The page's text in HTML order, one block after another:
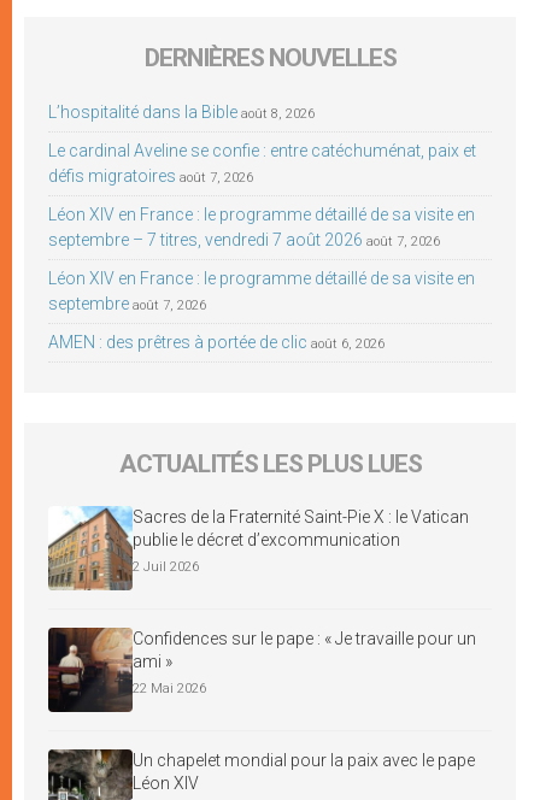
DERNIÈRES NOUVELLES
L’hospitalité dans la Bible août 8, 2026
Le cardinal Aveline se confie : entre catéchuménat, paix et
défis migratoires août 7, 2026
Léon XIV en France : le programme détaillé de sa visite en
septembre – 7 titres, vendredi 7 août 2026 août 7, 2026
Léon XIV en France : le programme détaillé de sa visite en
septembre août 7, 2026
AMEN : des prêtres à portée de clic août 6, 2026
ACTUALITÉS LES PLUS LUES
Sacres de la Fraternité Saint-Pie X : le Vatican
publie le décret d’excommunication
2 Juil 2026
Confidences sur le pape : « Je travaille pour un
ami »
22 Mai 2026
Un chapelet mondial pour la paix avec le pape
Léon XIV